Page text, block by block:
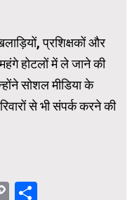
प्रशिक्षकों और
होटलों में ले जाने की
सोशल मीडिया के
से भी संपर्क करने की
Copy